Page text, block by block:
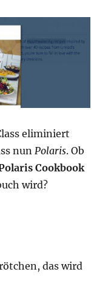
eliminiert
nunPolaris. Ob
Cookbook
wird?
das wird